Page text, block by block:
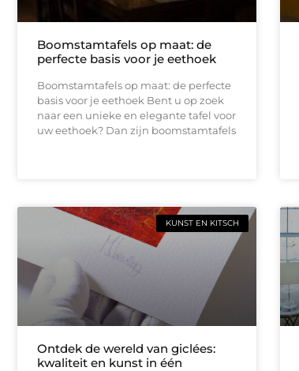
Boomstamtafels op maat: de
perfecte basis voor je eethoek
Boomstamtafels op maat: de perfecte
basis voor je eethoek Bent u op zoek
naar een unieke en elegante tafel voor
uw eethoek? Dan zijn boomstamtafels
KUNST EN KITSCH
Ontdek de wereld van giclées:
kwaliteit en kunst in één